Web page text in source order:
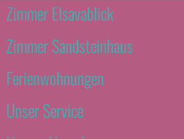
Zimmer Elsavablick
Zimmer Sandsteinhaus
Ferienwohnungen
Unser Service